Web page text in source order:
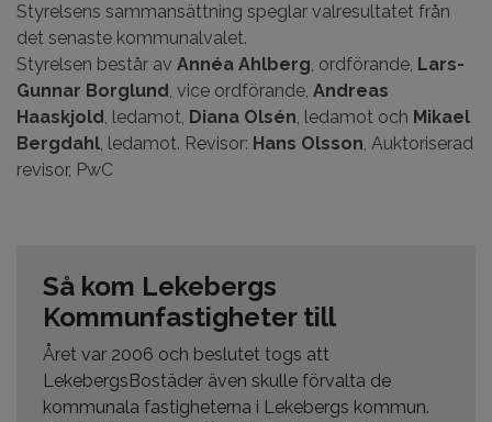
Styrelsens sammansättning speglar valresultatet från
det senaste kommunalvalet.
Styrelsen består av Annéa Ahlberg, ordförande, Lars-
Gunnar Borglund, vice ordförande, Andreas
Haaskjold, ledamot, Diana Olsén, ledamot och Mikael
Bergdahl, ledamot. Revisor: Hans Olsson, Auktoriserad
revisor, PwC
Så kom Lekebergs
Kommunfastigheter till
Året var 2006 och beslutet togs att
LekebergsBostäder även skulle förvalta de
kommunala fastigheterna i Lekebergs kommun.